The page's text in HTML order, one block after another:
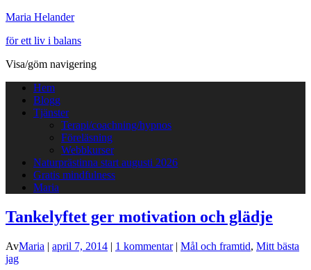
Maria Helander
för ett liv i balans
Visa/göm navigering
Hem
Blogg
Tjänster
Terapi/coachning/hypnos
Föreläsning
Webbkurser
Naturprästinna start augusti 2026
Gratis mindfulness
Maria
Tankelyftet ger motivation och glädje
AvMaria | april 7, 2014 | 1 kommentar| Mål och framtid, Mitt bästa
jag